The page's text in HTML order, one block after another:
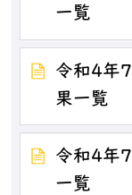
一覧
令和4年
果一覧
令和4年
一覧